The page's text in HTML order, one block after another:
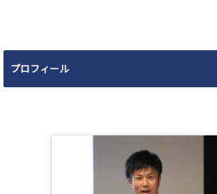
プロフィール